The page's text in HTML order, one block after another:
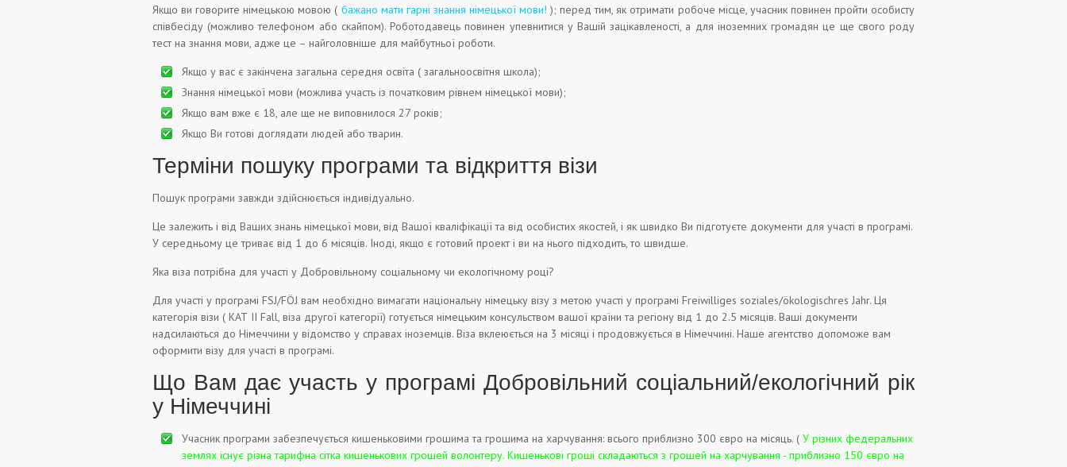
Якщо ви говорите німецькою мовою ( бажано мати гарні знання німецької мови! ); перед тим, як отримати робоче місце, учасник повинен пройти особисту
співбесіду (можливо телефоном або скайпом). Роботодавець повинен упевнитися у Вашій зацікавленості, а для іноземних громадян це ще свого роду
тест на знання мови, адже це – найголовніше для майбутньої роботи.
Якщо у вас є закінчена загальна середня освіта ( загальноосвітня школа);
Знання німецької мови (можлива участь із початковим рівнем німецької мови);
Якщо вам вже є 18, але ще не виповнилося 27 років;
Якщо Ви готові доглядати людей або тварин.
Терміни пошуку програми та відкриття візи
Пошук програми завжди здійснюється індивідуально.
Це залежить і від Ваших знань німецької мови, від Вашої кваліфікації та від особистих якостей, і як швидко Ви підготуєте документи для участі в програмі.
У середньому це триває від 1 до 6 місяців. Іноді, якщо є готовий проект і ви на нього підходить, то швидше.
Яка віза потрібна для участі у Добровільному соціальному чи екологічному році?
Для участі у програмі FSJ/FÖJ вам необхідно вимагати національну німецьку візу з метою участі у програмі Freiwilliges soziales/ökologischres Jahr. Ця
категорія візи ( КАТ II Fall, віза другої категорії) готується німецьким консульством вашої країни та регіону від 1 до 2.5 місяців. Ваші документи
надсилаються до Німеччини у відомство у справах іноземців. Віза вклеюється на 3 місяці і продовжується в Німеччині. Наше агентство допоможе вам
оформити візу для участі в програмі.
Що Вам дає участь у програмі Добровільний соціальний/екологічний рік
у Німеччині
Учасник програми забезпечується кишеньковими грошима та грошима на харчування: всього приблизно 300 євро на місяць. ( У різних федеральних
землях існує різна тарифна сітка кишенькових грошей волонтеру. Кишенькові гроші складаються з грошей на харчування - приблизно 150 євро на